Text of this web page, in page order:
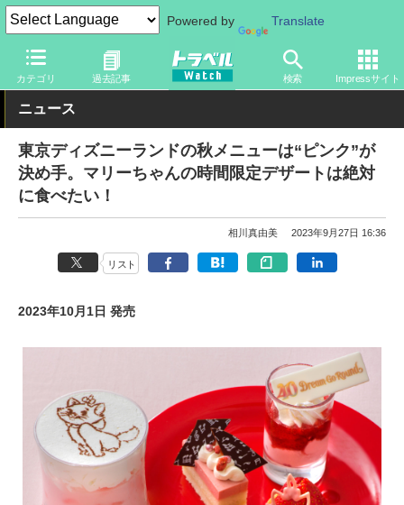
Powered by Translate
カテゴリ 過去記事 検索 Impressサイト
トラベル Watch 旅の情報 観光地 ディズニーリゾート
ニュース
東京ディズニーランドの秋メニューは“ピンク”が
決め手。マリーちゃんの時間限定デザートは絶対
に食べたい！
相川真由美 2023年9月27日 16:36
リスト
2023年10月1日 発売